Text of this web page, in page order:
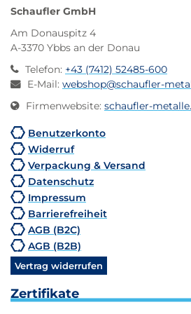
Schaufler GmbH
Am Donauspitz 4
A-3370 Ybbs an der Donau
Telefon: +43 (7412) 52485-600
E-Mail: webshop@schaufler-
Firmenwebsite: schaufler-
Benutzerkonto
Widerruf
Verpackung & Versand
Datenschutz
Impressum
Barrierefreiheit
AGB (B2C)
AGB (B2B)
Vertrag widerrufen
Zertifikate